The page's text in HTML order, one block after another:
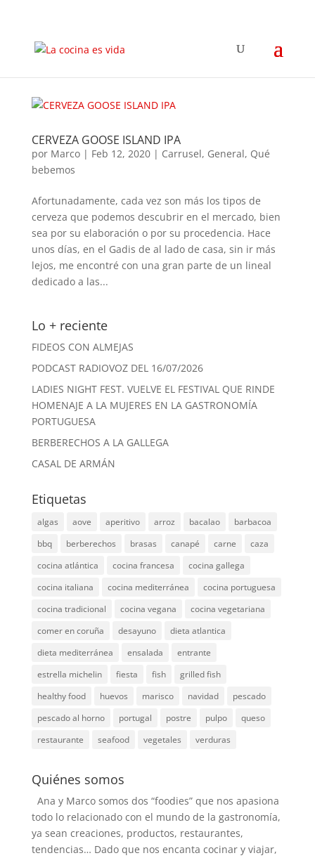
CERVEZA GOOSE ISLAND IPA
por Marco| Feb 12, 2020| Carrusel, General, Qué
bebemos
Afortunadamente, cada vez son más los tipos de
cerveza que podemos descubrir en el mercado, bien
sea por su elaboración o por su procedencia. Hace
unos días, en el Gadis de al lado de casa, sin ir más
lejos, me encontré con una gran parte de un lineal
dedicado a las...
Lo + reciente
FIDEOS CON ALMEJAS
PODCAST RADIOVOZ DEL 16/07/2026
LADIES NIGHT FEST. VUELVE EL FESTIVAL QUE RINDE
HOMENAJE A LA MUJERES EN LA GASTRONOMÍA
PORTUGUESA
BERBERECHOS A LA GALLEGA
CASAL DE ARMÁN
Etiquetas
algas aove aperitivo arroz bacalao
barbacoa
bbq
berberechos brasas canapé carne
caza
cocina atlántica
cocina francesa
cocina gallega
cocina italiana
cocina mediterránea
cocina portuguesa
cocina tradicional
cocina vegana
cocina vegetariana
comer en coruña
desayuno
dieta atlantica
dieta mediterránea
ensalada
entrante
estrella michelin
fiesta fish
grilled fish
healthy food
huevos marisco navidad
pescado
pescado al horno
portugal postre pulpo
queso
restaurante
seafood vegetales verduras
Quiénes somos
Ana y Marco somos dos “foodies” que nos apasiona
todo lo relacionado con el mundo de la gastronomía,
ya sean creaciones, productos, restaurantes,
tendencias… Dado que nos encanta cocinar y viajar,